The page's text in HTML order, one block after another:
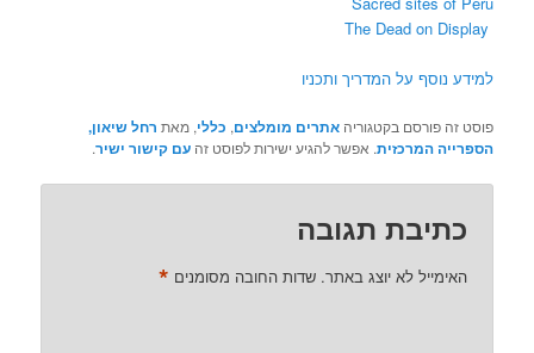
The Dead on Display
למידע נוסף על המדריך ותכניו
פוסט זה פורסם בקטגוריהאתרים מומלצים, כללי, מאת רחל שיאון,
הספרייה המרכזית. אפשר להגיע ישירות לפוסט זהעם קישור ישיר.
כתיבת תגובה
האימייל לא יוצג באתר. שדות החובה מסומנים *